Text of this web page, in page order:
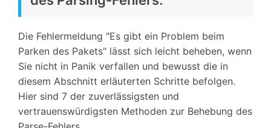
Die Fehlermeldung "Es gibt ein Problem beim
Parken des Pakets" lässt sich leicht beheben, wenn
Sie nicht in Panik verfallen und bewusst die in
diesem Abschnitt erläuterten Schritte befolgen.
Hier sind 7 der zuverlässigsten und
vertrauenswürdigsten Methoden zur Behebung des